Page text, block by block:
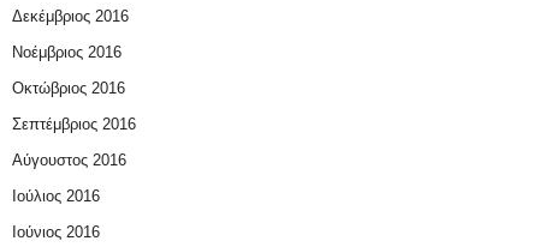
Δεκέμβριος 2016
Νοέμβριος 2016
Οκτώβριος 2016
Σεπτέμβριος 2016
Αύγουστος 2016
Ιούλιος 2016
Ιούνιος 2016